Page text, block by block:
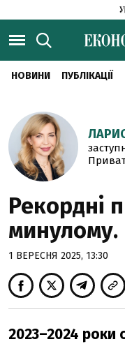
НОВИНИ ПУБЛІКАЦІЇ
Рекордні
минулому.
1 ВЕРЕСНЯ 2025, 13:30
2023–2024 роки